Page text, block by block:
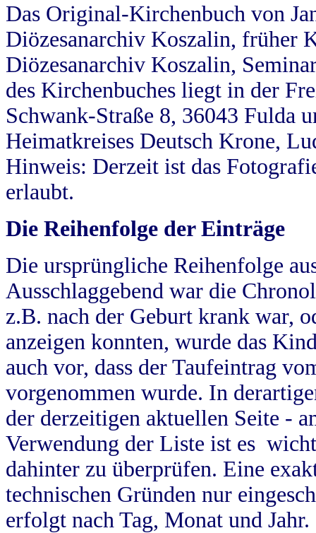
Das Original-Kirchenbuch von
Diözesanarchiv Koszalin, früher
Diözesanarchiv Koszalin,
des Kirchenbuches liegt in der
Schwank-Straße 8, 36043 Fulda
Heimatkreises Deutsch Krone,
Hinweis: Derzeit ist das
erlaubt.
Die Reihenfolge der Einträge
Die ursprüngliche Reihenfolge
Ausschlaggebend war die
z.B. nach der Geburt krank war,
anzeigen konnten, wurde das
auch vor, dass der Taufeintrag
vorgenommen wurde. In
der derzeitigen aktuellen Seite -
Verwendung der Liste ist es
dahinter zu überprüfen. Eine
technischen Gründen nur
erfolgt nach Tag, Monat und Jahr.